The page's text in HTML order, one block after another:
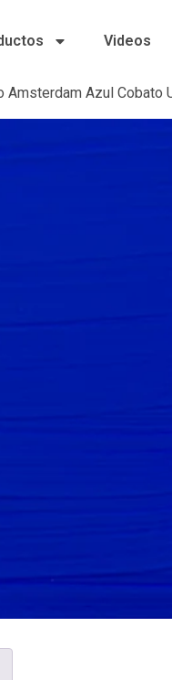
Videos
Amsterdam Azul Cobato